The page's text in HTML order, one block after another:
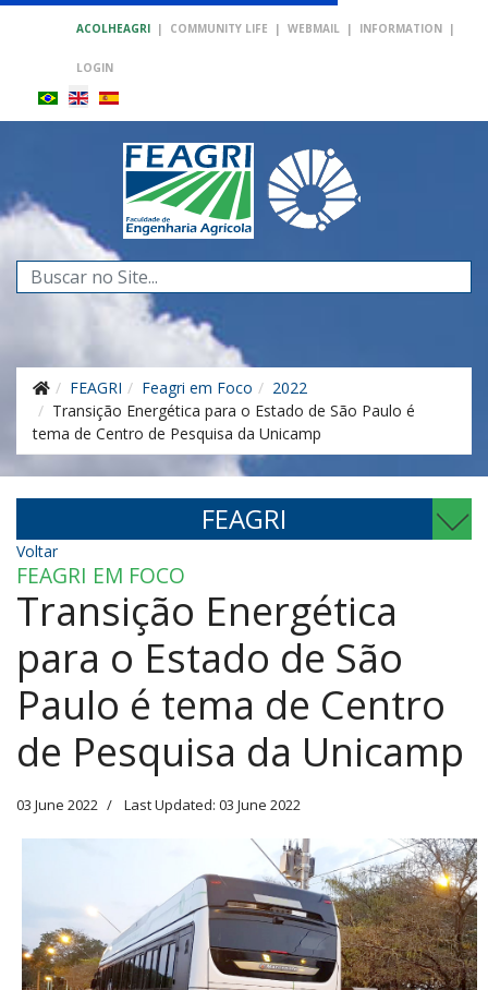
ACOLHEAGRI | COMMUNITY LIFE | WEBMAIL | INFORMATION |
LOGIN
Search
...
FEAGRI Feagri em Foco
2022
Transição Energética para o Estado de São Paulo é
tema de Centro de Pesquisa da Unicamp
FEAGRI
Voltar
FEAGRI EM FOCO
Transição Energética
para o Estado de São
Paulo é tema de Centro
de Pesquisa da Unicamp
03 June 2022 Last Updated: 03 June 2022